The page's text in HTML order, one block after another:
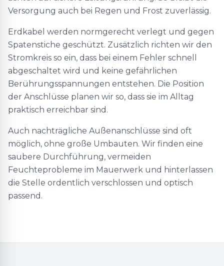
Versorgung auch bei Regen und Frost zuverlässig.
Erdkabel werden normgerecht verlegt und gegen
Spatenstiche geschützt. Zusätzlich richten wir den
Stromkreis so ein, dass bei einem Fehler schnell
abgeschaltet wird und keine gefährlichen
Berührungsspannungen entstehen. Die Position
der Anschlüsse planen wir so, dass sie im Alltag
praktisch erreichbar sind.
Auch nachträgliche Außenanschlüsse sind oft
möglich, ohne große Umbauten. Wir finden eine
saubere Durchführung, vermeiden
Feuchteprobleme im Mauerwerk und hinterlassen
die Stelle ordentlich verschlossen und optisch
passend.